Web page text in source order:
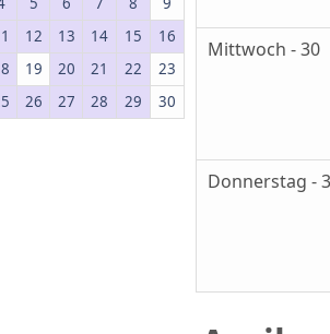
12 13 14 15
16
19 20 21 22
23
26 27 28 29 30
Mittwoch - 30
Donnerstag -